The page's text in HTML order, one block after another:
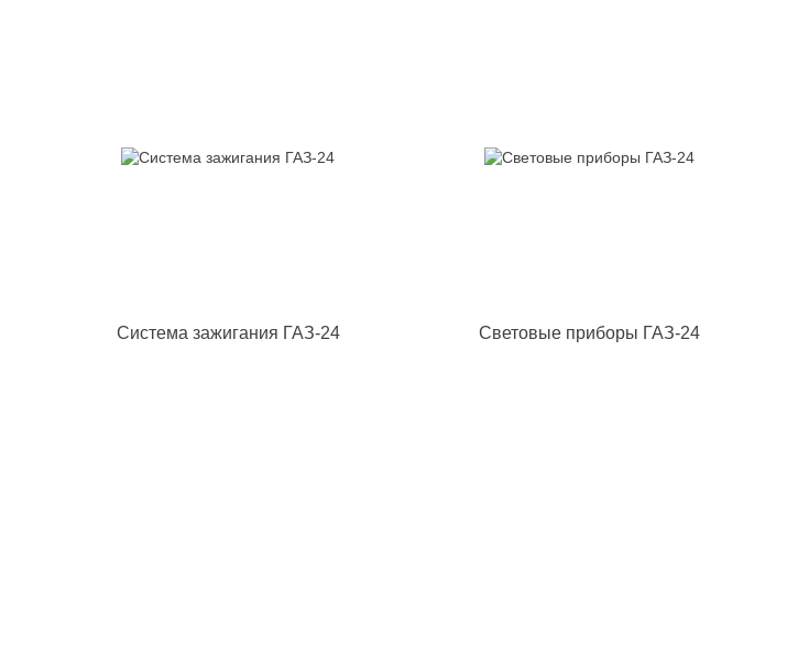
Система зажигания ГАЗ-24 Световые приборы ГАЗ-24